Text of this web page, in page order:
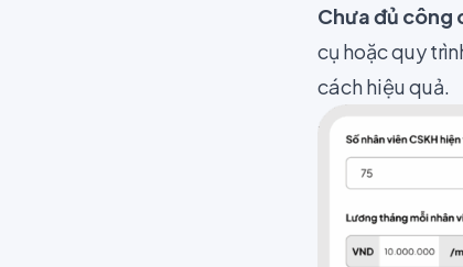
Chưa đủ công
cụ hoặc quy
cách hiệu quả.